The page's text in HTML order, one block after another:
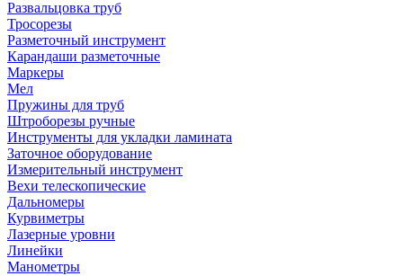
Развальцовка труб
Тросорезы
Разметочный инструмент
Карандаши разметочные
Маркеры
Мел
Пружины для труб
Штроборезы ручные
Инструменты для укладки ламината
Заточное оборудование
Измерительный инструмент
Вехи телескопические
Дальномеры
Курвиметры
Лазерные уровни
Линейки
Манометры